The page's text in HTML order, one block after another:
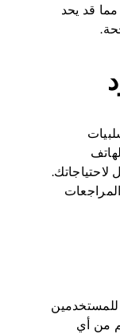
مما قد يحد
لاحتياجاتك.
من أي